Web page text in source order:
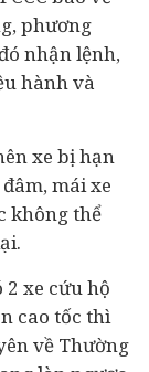
phương
nhận lệnh,
hành và
xe bị hạn
mái xe
không thể
xe cứu hộ
cao tốc thì
về Thường